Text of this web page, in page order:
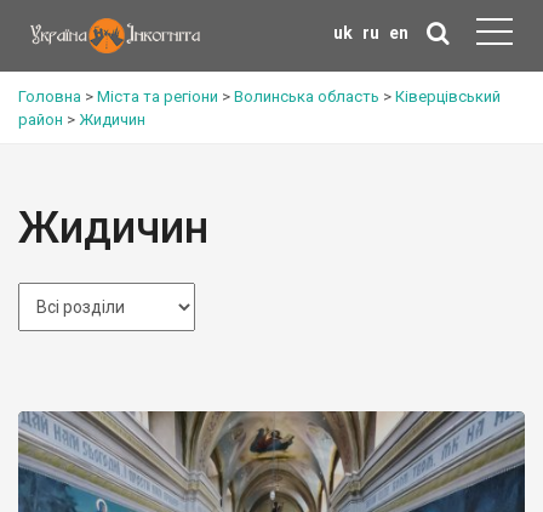
uk ru en
Головна > Міста та регіони > Волинська область > Ківерцівський
район > Жидичин
Жидичин